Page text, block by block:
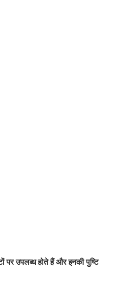
पर उपलब्ध होते हैं और इनकी पुष्टि